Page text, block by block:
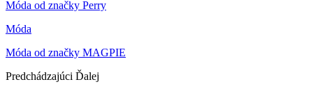
Móda od značky Perry
Móda
Móda od značky MAGPIE
Predchádzajúci Ďalej